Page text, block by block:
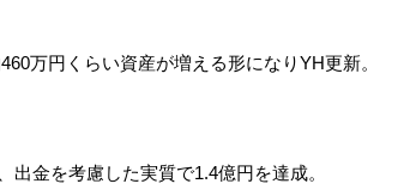
万円くらい資産が増える形になりYH更新。
金を考慮した実質で1.4億円を達成。